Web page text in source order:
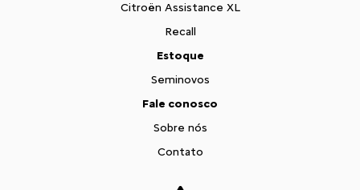
Citroën Assistance XL
Recall
Estoque
Seminovos
Fale conosco
Sobre nós
Contato